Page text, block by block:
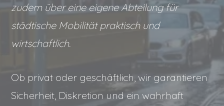
zudem über eine eigene Abteilung für
städtische Mobilität praktisch und
wirtschaftlich.
Ob privat oder geschäftlich, wir garantieren
Sicherheit, Diskretion und ein wahrhaft